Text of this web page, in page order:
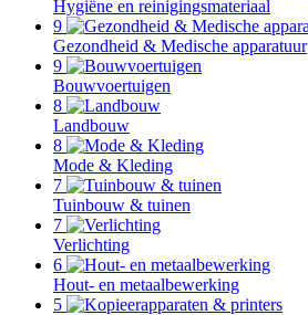
Hygiëne en reinigingsmateriaal
9
Gezondheid & Medische apparatuur
9
Bouwvoertuigen
8
Landbouw
8
Mode & Kleding
7
Tuinbouw & tuinen
7
Verlichting
6
Hout- en metaalbewerking
5